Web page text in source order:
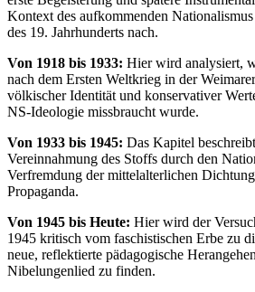
Kontext des aufkommenden
des 19. Jahrhunderts nach.
Von 1918 bis 1933: Hier wird analysiert,
nach dem Ersten Weltkrieg in der
völkischer Identität und konservativer
NS-Ideologie missbraucht wurde.
Von 1933 bis 1945: Das Kapitel
Vereinnahmung des Stoffs durch den
Verfremdung der mittelalterlichen
Propaganda.
Von 1945 bis Heute: Hier wird der
1945 kritisch vom faschistischen Erbe zu
neue, reflektierte pädagogische
Nibelungenlied zu finden.